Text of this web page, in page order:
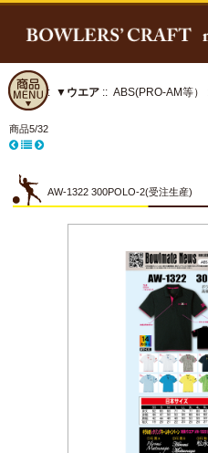
ホーム:: ▼ウエア :: ABS(PRO-AM等）
商品5/32
AW-1322 300POLO-2(受注生産)